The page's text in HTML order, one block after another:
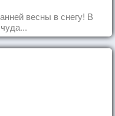
весны в снегу! В